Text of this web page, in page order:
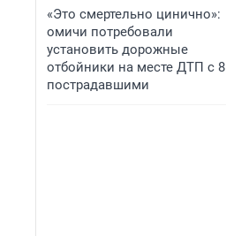
«Это смертельно цинично»:
омичи потребовали
установить дорожные
отбойники на месте ДТП с 8
пострадавшими